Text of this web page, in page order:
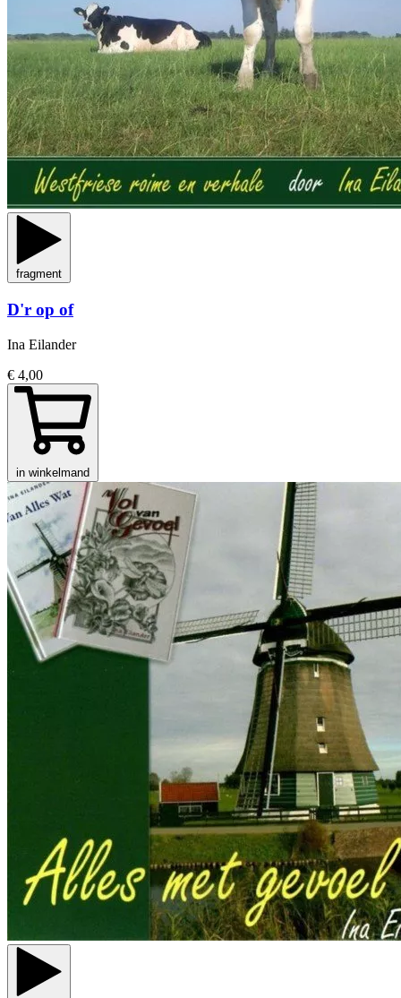
fragment
D'r op of
Ina Eilander
€ 4,00
in winkelmand